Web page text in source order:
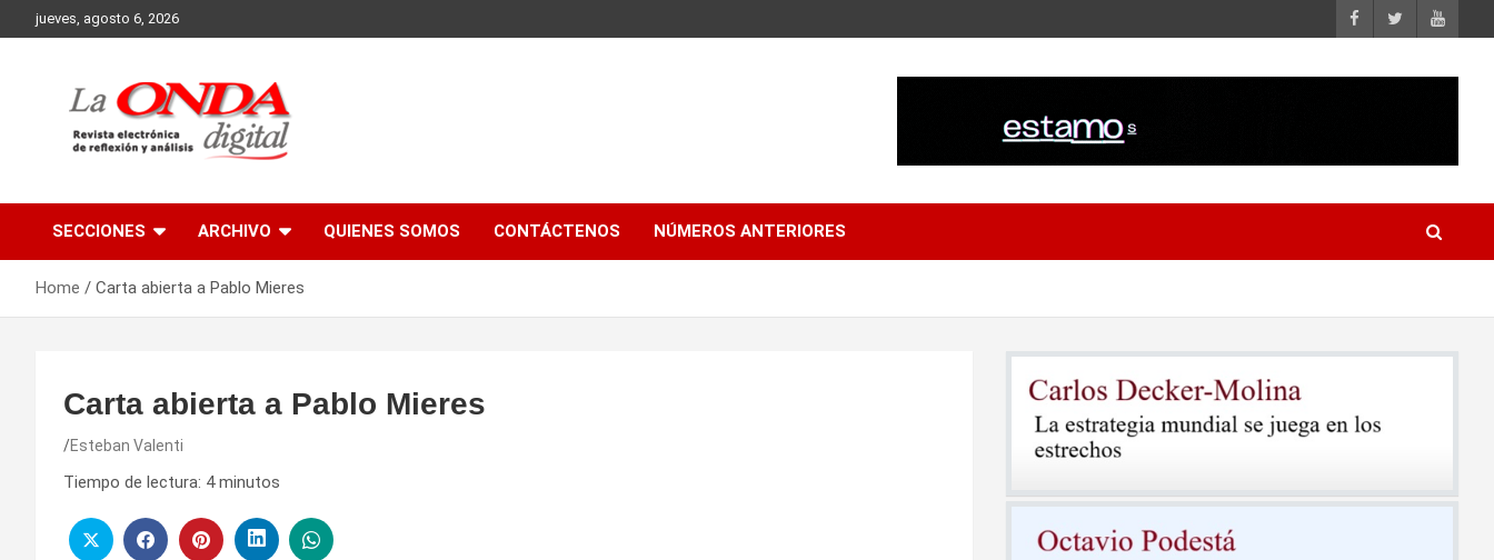
to
jueves, agosto 6, 2026
SECCIONES ARCHIVO QUIENES SOMOS CONTÁCTENOS NÚMEROS ANTERIORES
Home Carta abierta a Pablo Mieres
Carta abierta a Pablo Mieres
Esteban Valenti
Tiempo de lectura: 4 minutos